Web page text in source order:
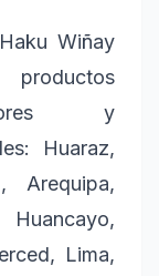
Wiñay
y
Huaraz,
Arequipa,
Lima,